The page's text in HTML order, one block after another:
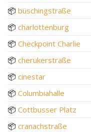
📦 büschingstraße
📦 charlottenburg
📦 Checkpoint Charlie
📦 cherukerstraße
📦 cinestar
📦 Columbiahalle
📦 Cottbusser Platz
📦 cranachstraße